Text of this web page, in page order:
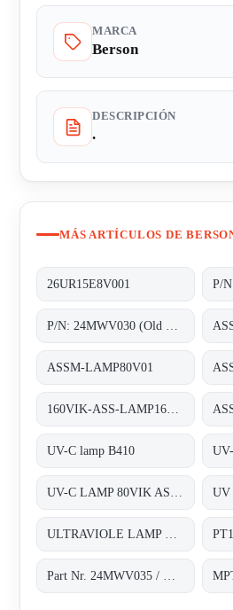
MARCA
Berson
DESCRIPCIÓN
.
MÁS ARTÍCULOS DE
26UR15E8V001
ASSM-LAMP80V01
UV-C lamp B410
UV